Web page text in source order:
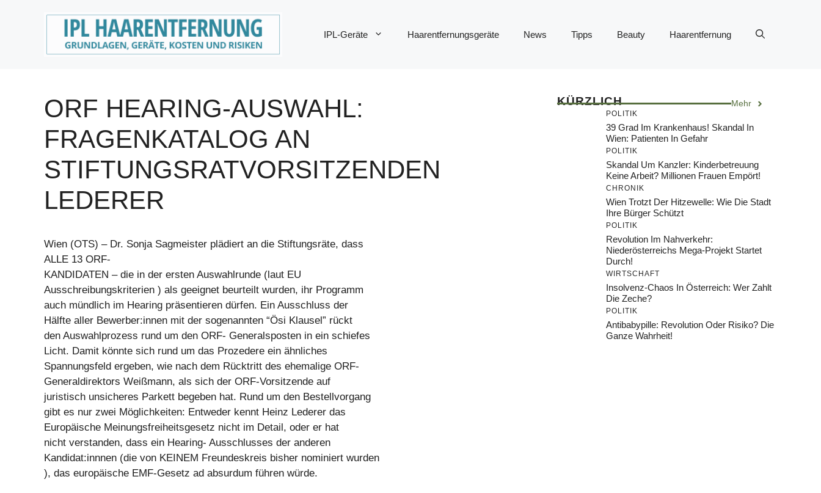
IPL-Geräte Haarentfernungsgeräte News Tipps Beauty Haarentfernung
ORF HEARING-AUSWAHL:
FRAGENKATALOG AN
STIFTUNGSRATVORSITZENDEN
LEDERER
Wien (OTS) – Dr. Sonja Sagmeister plädiert an die Stiftungsräte, dass
ALLE 13 ORF-
KANDIDATEN – die in der ersten Auswahlrunde (laut EU
Ausschreibungskriterien ) als geeignet beurteilt wurden, ihr Programm
auch mündlich im Hearing präsentieren dürfen. Ein Ausschluss der
Hälfte aller Bewerber:innen mit der sogenannten “Ösi Klausel” rückt
den Auswahlprozess rund um den ORF- Generalsposten in ein schiefes
Licht. Damit könnte sich rund um das Prozedere ein ähnliches
Spannungsfeld ergeben, wie nach dem Rücktritt des ehemalige ORF-
Generaldirektors Weißmann, als sich der ORF-Vorsitzende auf
juristisch unsicheres Parkett begeben hat. Rund um den Bestellvorgang
gibt es nur zwei Möglichkeiten: Entweder kennt Heinz Lederer das
Europäische Meinungsfreiheitsgesetz nicht im Detail, oder er hat
nicht verstanden, dass ein Hearing- Ausschlusses der anderen
Kandidat:innnen (die von KEINEM Freundeskreis bisher nominiert wurden
), das europäische EMF-Gesetz ad absurdum führen würde.
KÜRZLICH Mehr
POLITIK
39 Grad Im Krankenhaus! Skandal In
Wien: Patienten In Gefahr
POLITIK
Skandal Um Kanzler: Kinderbetreuung
Keine Arbeit? Millionen Frauen Empört!
CHRONIK
Wien Trotzt Der Hitzewelle: Wie Die Stadt
Ihre Bürger Schützt
POLITIK
Revolution Im Nahverkehr:
Niederösterreichs Mega-Projekt Startet
Durch!
WIRTSCHAFT
Insolvenz-Chaos In Österreich: Wer Zahlt
Die Zeche?
POLITIK
Antibabypille: Revolution Oder Risiko? Die
Ganze Wahrheit!